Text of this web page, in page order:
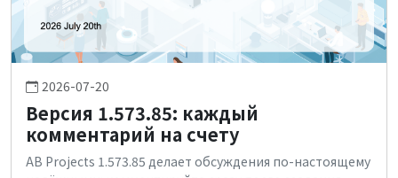
2026-07-20
Версия 1.573.85: каждый
комментарий на счету
AB Projects 1.573.85 делает обсуждения по-настоящему